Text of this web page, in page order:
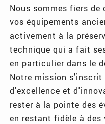
Nous sommes fiers
vos équipements
activement à la
technique qui a fait
en particulier dans le
Notre mission s'inscrit
d'excellence et
rester à la pointe des
en restant fidèle à des